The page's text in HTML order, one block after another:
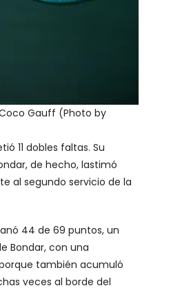
Gauff (Photo by
11 dobles faltas. Su
de hecho, lastimó
al segundo servicio de la
44 de 69 puntos, un
Bondar, con una
también acumuló
veces al borde del